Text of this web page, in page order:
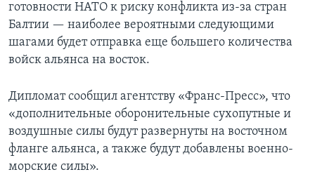
готовности НАТО к риску конфликта из-за стран
Балтии — наиболее вероятными следующими
шагами будет отправка еще большего количества
войск альянса на восток.
Дипломат сообщил агентству «Франс-Пресс», что
«дополнительные оборонительные сухопутные и
воздушные силы будут развернуты на восточном
фланге альянса, а также будут добавлены военно-
морские силы».